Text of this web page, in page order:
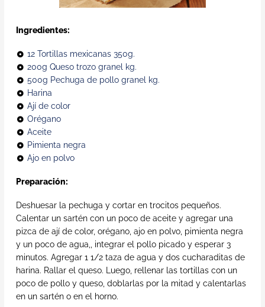
Ingredientes:
12 Tortillas mexicanas 350g.
200g Queso trozo granel kg.
500g Pechuga de pollo granel kg.
Harina
Ají de color
Orégano
Aceite
Pimienta negra
Ajo en polvo
Preparación:
Deshuesar la pechuga y cortar en trocitos pequeños.
Calentar un sartén con un poco de aceite y agregar una
pizca de ají de color, orégano, ajo en polvo, pimienta negra
y un poco de agua,, integrar el pollo picado y esperar 3
minutos. Agregar 1 1/2 taza de agua y dos cucharaditas de
harina. Rallar el queso. Luego, rellenar las tortillas con un
poco de pollo y queso, doblarlas por la mitad y calentarlas
en un sartén o en el horno.